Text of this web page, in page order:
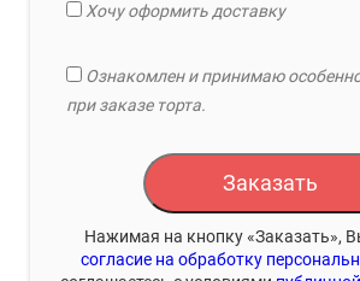
Хочу оформить доставку
Ознакомлен и принимаю
при заказе торта.
Заказать
Нажимая на кнопку «Заказать»,
согласие на обработку